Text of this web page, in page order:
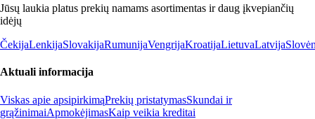
Jūsų laukia platus prekių namams asortimentas ir daug įkvepiančių
idėjų
ČekijaLenkijaSlovakijaRumunijaVengrijaKroatijaLietuvaLatvija
Aktuali informacija
Viskas apie apsipirkimąPrekių pristatymasSkundai ir
grąžinimaiApmokėjimasKaip veikia kreditai